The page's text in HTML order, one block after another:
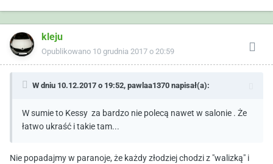
kleju
Opublikowano 10 grudnia 2017 o 20:59
W dniu 10.12.2017 o 19:52, pawlaa1370 napisał(a):
W sumie to Kessy za bardzo nie polecą nawet w salonie . Że
łatwo ukraść i takie tam...
Nie popadajmy w paranoje, że każdy złodziej chodzi z "walizką" i